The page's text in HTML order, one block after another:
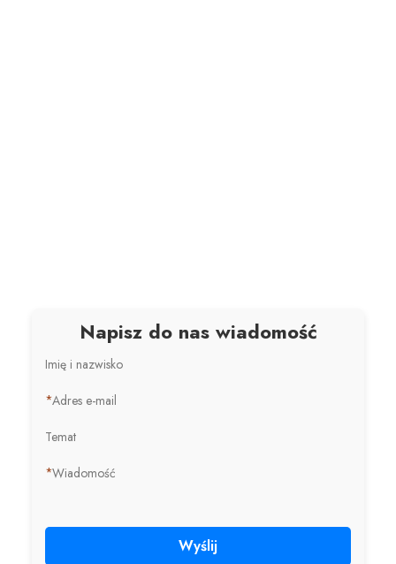
Napisz do nas wiadomość
Imię i nazwisko
*Adres e-mail
Temat
*Wiadomość
Wyślij